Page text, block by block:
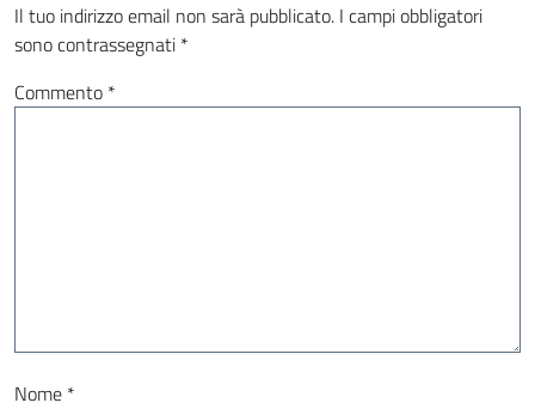
Il tuo indirizzo email non sarà pubblicato. I campi obbligatori
sono contrassegnati *
Commento *
Nome *